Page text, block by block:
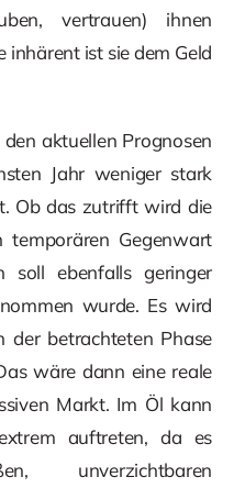
vertrauen) ihnen
inhärent ist sie dem Geld
aktuellen Prognosen
Jahr weniger stark
Ob das zutrifft wird die
Gegenwart
soll ebenfalls geringer
wurde. Es wird
der betrachteten Phase
wäre dann eine reale
Markt. Im Öl kann
auftreten, da es
unverzichtbaren